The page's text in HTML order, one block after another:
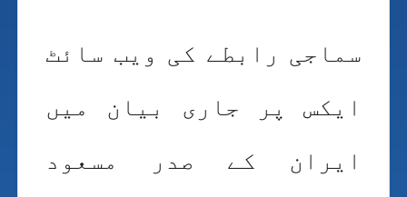
سماجی رابطے کی ویب سائٹ
ایکس پر جاری بیان میں
ایران کے صدر مسعود